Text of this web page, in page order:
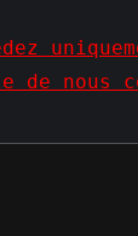
de nous